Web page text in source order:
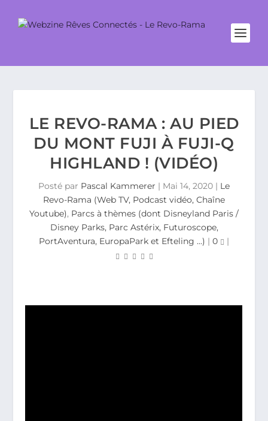
LE REVO-RAMA : AU PIED
DU MONT FUJI À FUJI-Q
HIGHLAND ! (VIDÉO)
Posté par Pascal Kammerer | Mai 14, 2020 | Le
Revo-Rama (Web TV, Podcast vidéo, Chaîne
Youtube), Parcs à thèmes (dont Disneyland Paris /
Disney Parks, Parc Astérix, Futuroscope,
PortAventura, EuropaPark et Efteling ...) | 0 |